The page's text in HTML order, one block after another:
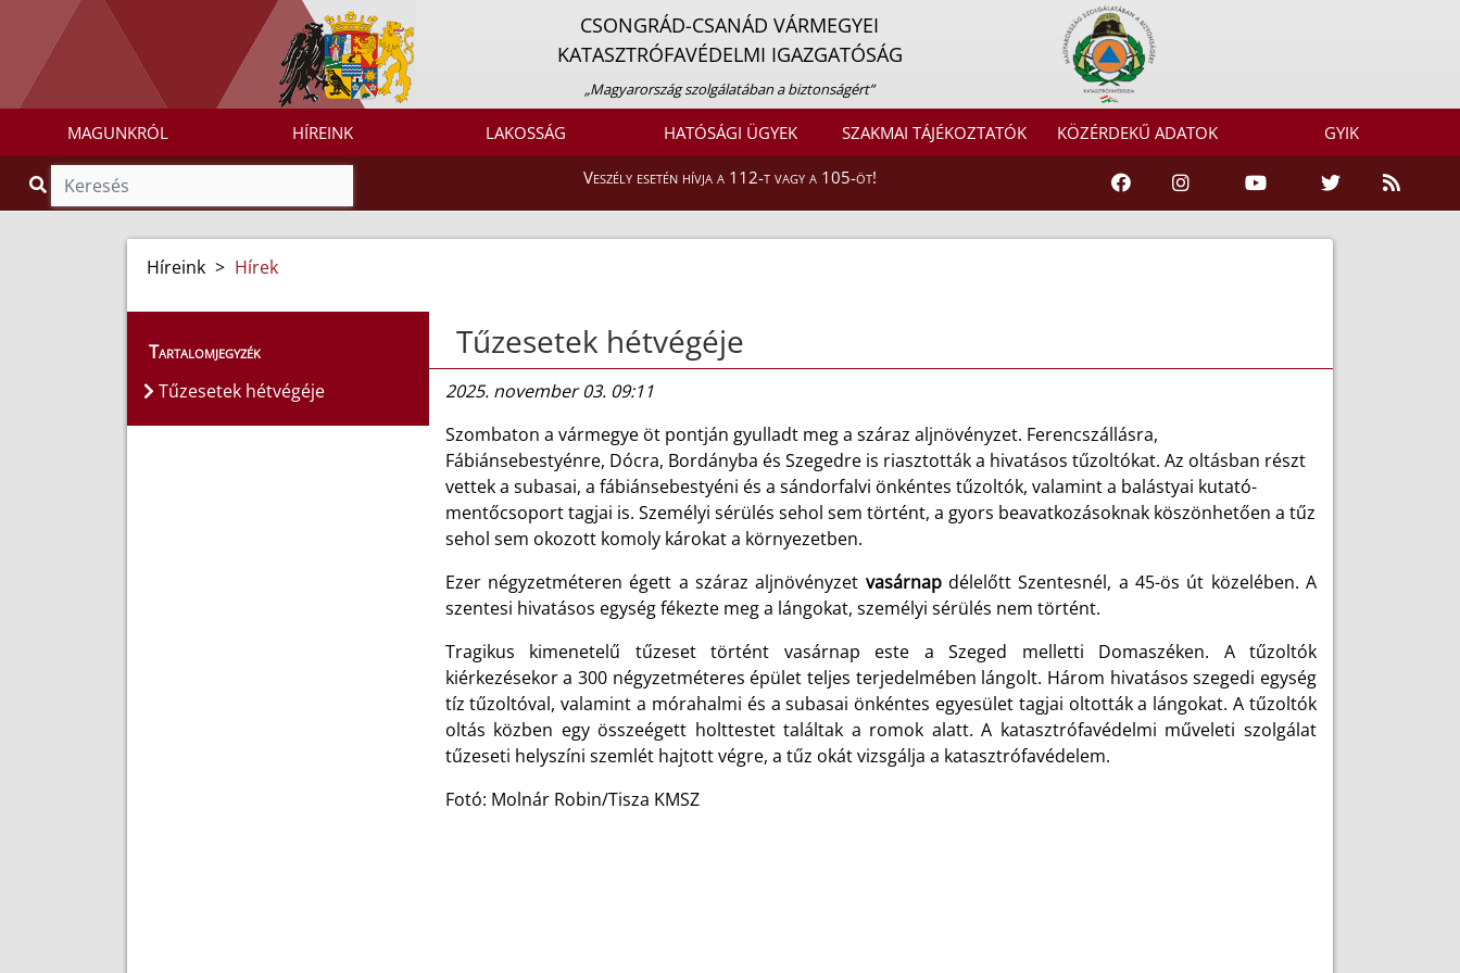
CSONGRÁD-CSANÁD VÁRMEGYEI
KATASZTRÓFAVÉDELMI IGAZGATÓSÁG
„Magyarország szolgálatában a biztonságért”
MAGUNKRÓL HÍREINK LAKOSSÁG HATÓSÁGI ÜGYEK SZAKMAI TÁJÉKOZTATÓK KÖZÉRDEKŰ ADATOK GYIK
Veszély esetén hívja a 112-t vagy a 105-öt!
Híreink > Hírek
Tartalomjegyzék
Tűzesetek hétvégéje
Tűzesetek hétvégéje
2025. november 03. 09:11
Szombaton a vármegye öt pontján gyulladt meg a száraz aljnövényzet. Ferencszállásra,
Fábiánsebestyénre, Dócra, Bordányba és Szegedre is riasztották a hivatásos tűzoltókat. Az oltásban részt
vettek a subasai, a fábiánsebestyéni és a sándorfalvi önkéntes tűzoltók, valamint a balástyai kutató-
mentőcsoport tagjai is. Személyi sérülés sehol sem történt, a gyors beavatkozásoknak köszönhetően a tűz
sehol sem okozott komoly károkat a környezetben.
Ezer négyzetméteren égett a száraz aljnövényzet vasárnapdélelőtt Szentesnél, a 45-ös út közelében. A
szentesi hivatásos egység fékezte meg a lángokat, személyi sérülés nem történt.
Tragikus kimenetelű tűzeset történt vasárnap este a Szeged melletti Domaszéken. A tűzoltók
kiérkezésekor a 300 négyzetméteres épület teljes terjedelmében lángolt. Három hivatásos szegedi egység
tíz tűzoltóval, valamint a mórahalmi és a subasai önkéntes egyesület tagjai oltották a lángokat. A tűzoltók
oltás közben egy összeégett holttestet találtak a romok alatt. A katasztrófavédelmi műveleti szolgálat
tűzeseti helyszíni szemlét hajtott végre, a tűz okát vizsgálja a katasztrófavédelem.
Fotó: Molnár Robin/Tisza KMSZ